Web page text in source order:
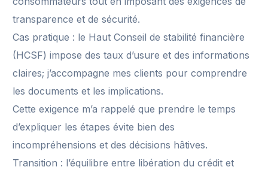
transparence et de sécurité.
Cas pratique : le Haut Conseil de stabilité financière
(HCSF) impose des taux d’usure et des informations
claires; j’accompagne mes clients pour comprendre
les documents et les implications.
Cette exigence m’a rappelé que prendre le temps
d’expliquer les étapes évite bien des
incompréhensions et des décisions hâtives.
Transition : l’équilibre entre libération du crédit et